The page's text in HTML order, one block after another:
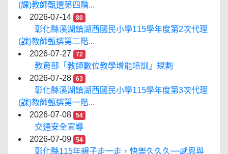
(課)教師甄選第四階...
2026-07-14
80
彰化縣溪湖鎮湖西國民小學115學年度第2次代理
(課)教師甄選第二階...
2026-07-27
72
教育部「教師數位教學增能培訓」規劃
2026-07-28
63
彰化縣溪湖鎮湖西國民小學115學年度第3次代理
(課)教師甄選第一階...
2026-07-08
54
交通安全宣導
2026-07-09
54
彰化縣115年親子走一走，快樂久久久~~感恩與